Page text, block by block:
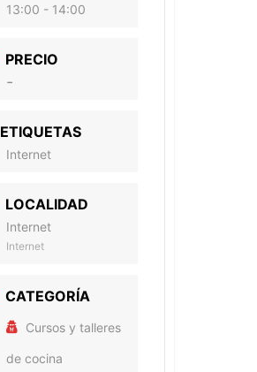
13:00 - 14:00
PRECIO
-
ETIQUETAS
Internet
LOCALIDAD
Internet
Internet
CATEGORÍA
Cursos y talleres
de cocina